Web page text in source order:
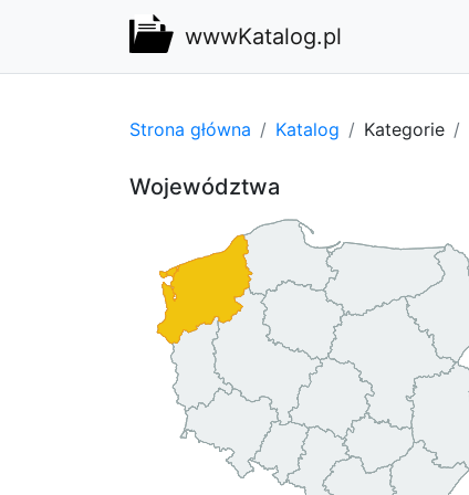
wwwKatalog.pl
Strona główna Katalog Kategorie
Województwa